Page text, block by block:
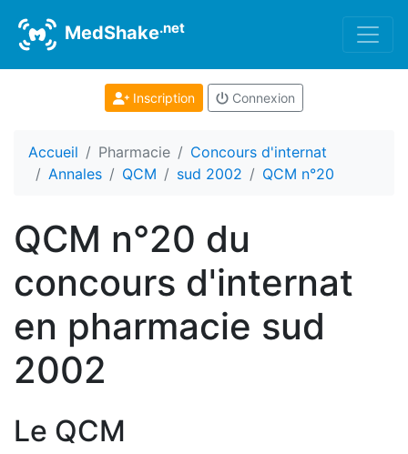
MedShake.net
Inscription Connexion
Accueil Pharmacie
Concours d'internat
Annales
QCM sud 2002 QCM n°20
QCM n°20 du
concours d'internat
en pharmacie sud
2002
Le QCM